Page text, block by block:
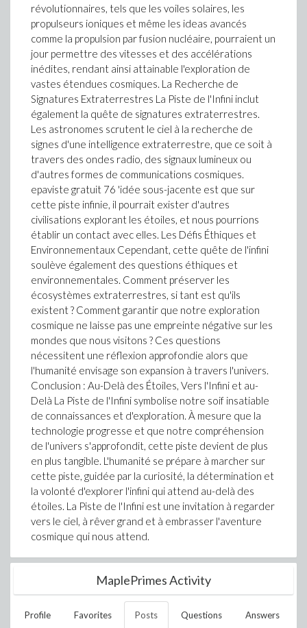
révolutionnaires, tels que les voiles solaires, les
propulseurs ioniques et même les ideas avancés
comme la propulsion par fusion nucléaire, pourraient un
jour permettre des vitesses et des accélérations
inédites, rendant ainsi attainable l'exploration de
vastes étendues cosmiques. La Recherche de
Signatures Extraterrestres La Piste de l'Infini inclut
également la quête de signatures extraterrestres.
Les astronomes scrutent le ciel à la recherche de
signes d'une intelligence extraterrestre, que ce soit à
travers des ondes radio, des signaux lumineux ou
d'autres formes de communications cosmiques.
epaviste gratuit 76 'idée sous-jacente est que sur
cette piste infinie, il pourrait exister d'autres
civilisations explorant les étoiles, et nous pourrions
établir un contact avec elles. Les Défis Éthiques et
Environnementaux Cependant, cette quête de l'infini
soulève également des questions éthiques et
environnementales. Comment préserver les
écosystèmes extraterrestres, si tant est qu'ils
existent ? Comment garantir que notre exploration
cosmique ne laisse pas une empreinte négative sur les
mondes que nous visitons ? Ces questions
nécessitent une réflexion approfondie alors que
l'humanité envisage son expansion à travers l'univers.
Conclusion : Au-Delà des Étoiles, Vers l'Infini et au-
Delà La Piste de l'Infini symbolise notre soif insatiable
de connaissances et d'exploration. À mesure que la
technologie progresse et que notre compréhension
de l'univers s'approfondit, cette piste devient de plus
en plus tangible. L'humanité se prépare à marcher sur
cette piste, guidée par la curiosité, la détermination et
la volonté d'explorer l'infini qui attend au-delà des
étoiles. La Piste de l'Infini est une invitation à regarder
vers le ciel, à rêver grand et à embrasser l'aventure
cosmique qui nous attend.
MaplePrimes Activity
Profile Favorites Posts Questions Answers